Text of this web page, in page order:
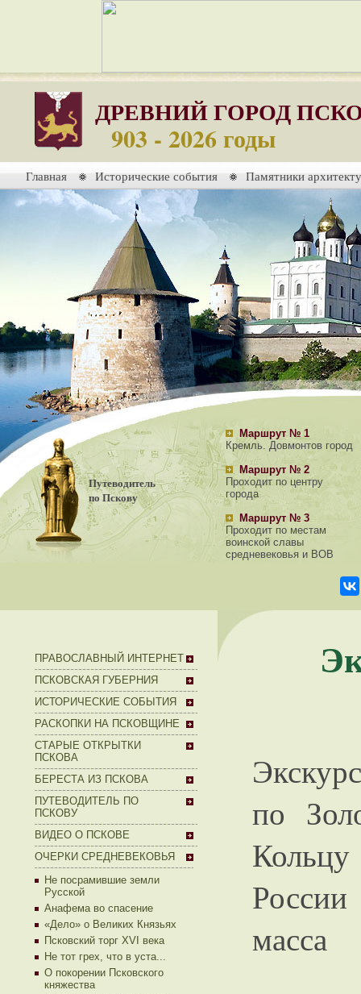
ДРЕВНИЙ ГОРОД
903 - 2026 годы
Главная Исторические события Памятники
Путеводитель
по Пскову
Маршрут № 1
Кремль. Довмонтов город
Маршрут № 2
Проходит по центру
города
Маршрут № 3
Проходит по местам
воинской славы
средневековья и ВОВ
ПРАВОСЛАВНЫЙ ИНТЕРНЕТ
ПСКОВСКАЯ ГУБЕРНИЯ
ИСТОРИЧЕСКИЕ СОБЫТИЯ
РАСКОПКИ НА ПСКОВЩИНЕ
СТАРЫЕ ОТКРЫТКИ
ПСКОВА
БЕРЕСТА ИЗ ПСКОВА
ПУТЕВОДИТЕЛЬ ПО
ПСКОВУ
ВИДЕО О ПСКОВЕ
ОЧЕРКИ СРЕДНЕВЕКОВЬЯ
Не посрамившие земли
Русской
Анафема во спасение
«Дело» о Великих Князьях
Псковский торг XVI века
Не тот грех, что в уста...
О покорении Псковского
княжества
по
Кольцу
масса